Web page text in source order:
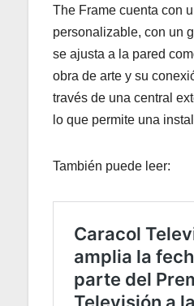
The Frame cuenta con
personalizable, con un
se ajusta a la pared
obra de arte y su
través de una central
lo que permite una
También puede leer: